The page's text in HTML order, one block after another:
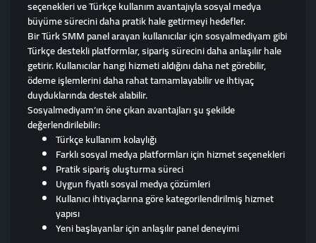
seçenekleri ve Türkçe kullanım avantajıyla sosyal medya
büyüme sürecini daha pratik hale getirmeyi hedefler.
Bir Türk SMM panel arayan kullanıcılar için sosyalmediyam gibi
Türkçe destekli platformlar, sipariş sürecini daha anlaşılır hale
getirir. Kullanıcılar hangi hizmeti aldığını daha net görebilir,
ödeme işlemlerini daha rahat tamamlayabilir ve ihtiyaç
duyduklarında destek alabilir.
Sosyalmediyam’ın öne çıkan avantajları şu şekilde
değerlendirilebilir:
Türkçe kullanım kolaylığı
Farklı sosyal medya platformları için hizmet seçenekleri
Pratik sipariş oluşturma süreci
Uygun fiyatlı sosyal medya çözümleri
Kullanıcı ihtiyaçlarına göre kategorilendirilmiş hizmet
yapısı
Yeni başlayanlar için anlaşılır panel deneyimi